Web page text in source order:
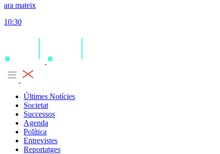
ara mateix
10:30
Últimes Notícies
Societat
Successos
Agenda
Política
Entrevistes
Reportatges